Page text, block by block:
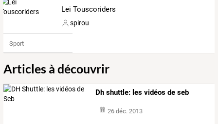
Lei Touscoriders
spirou
Sport
Articles à découvrir
Dh shuttle: les vidéos de seb
26 déc. 2013